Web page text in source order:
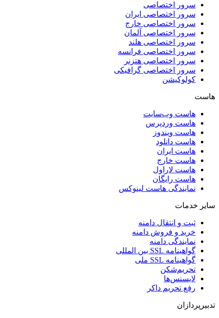
سرور اختصاصی
سرور اختصاصی ایران
سرور اختصاصی خارج
سرور اختصاصی آلمان
سرور اختصاصی هلند
سرور اختصاصی فرانسه
سرور اختصاصی هتزنر
سرور اختصاصی گرافیکی
کولوکیشن
هاست
هاست وب‌سایت
هاست وردپرس
هاست ویندوز
هاست دانلود
هاست ایران
هاست خارج
هاست لاراول
هاست رایگان
نمایندگی هاست لینوکس
سایر خدمات
ثبت و انتقال دامنه
خرید و فروش دامنه
نمایندگی دامنه
گواهینامه SSL بین المللی
گواهینامه SSL ملی
تحریم‌شکن
لایسنس‌ها
رفع تحریم داکر
تدبیرپردازان